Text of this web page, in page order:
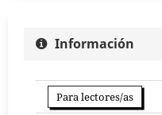
Información
Para lectores/as